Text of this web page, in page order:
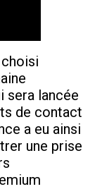
sera lancée
de contact
a eu ainsi
une prise